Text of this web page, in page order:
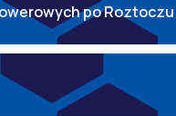
po Roztoczu